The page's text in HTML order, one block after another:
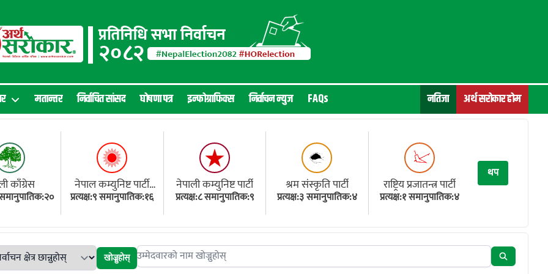
नतिजा अर्थ सरोकार होम
मतान्तर निर्वाचित सांसद घोषणा पत्र इन्फोग्राफिक्स निर्वाचन न्युज FAQs
काँग्रेस
समानुपातिक:२०
नेपाल कम्युनिष्ट पार्टी
(एमाले)
प्रत्यक्ष:९ समानुपातिक:१६
नेपाली कम्युनिष्ट पार्टी
प्रत्यक्ष:८ समानुपातिक:९
श्रम संस्कृति पार्टी
प्रत्यक्ष:३ समानुपातिक:४
राष्ट्रिय प्रजातन्त्र पार्टी
प्रत्यक्ष:१ समानुपातिक:४
थप
खोज्नुहोस् Search candidates